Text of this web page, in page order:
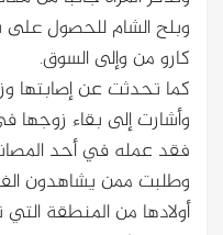
وبلح الشام للحصول
كارو من وإلى السوق.
كما تحدثت عن إصابتها
وأشارت إلى بقاء زوجها
فقد عمله في أحد
وطلبت ممن يشاهدون
أولادها من المنطقة